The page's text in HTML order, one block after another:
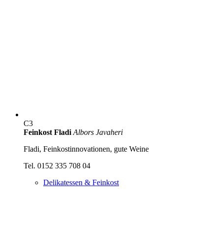
C3
Feinkost Fladi Albors Javaheri
Fladi, Feinkostinnovationen, gute Weine
Tel. 0152 335 708 04
Delikatessen & Feinkost